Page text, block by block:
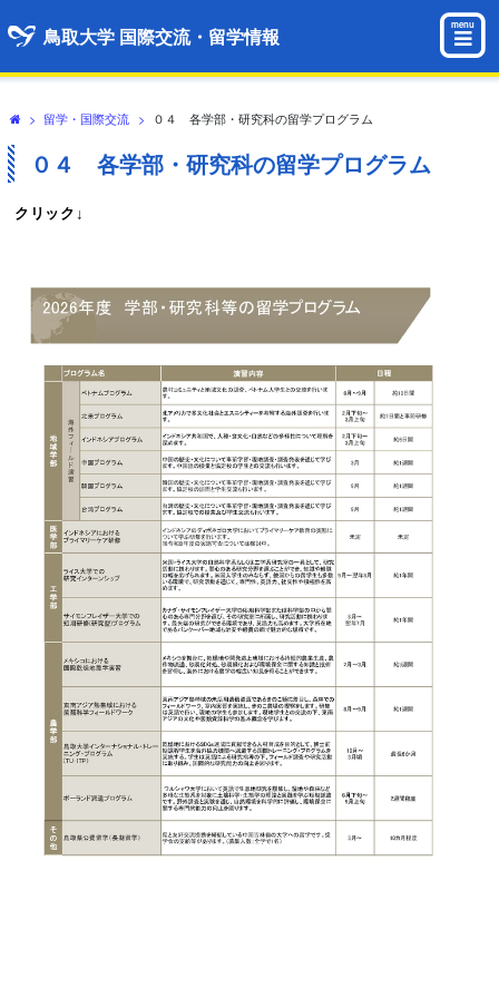
鳥取大学 国際交流・留学情報 menu
> 留学・国際交流 > ０４ 各学部・研究科の留学プログラム
０４ 各学部・研究科の留学プログラム
クリック↓